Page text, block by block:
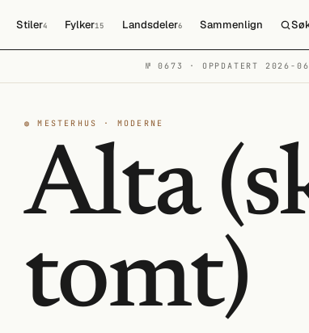
Stiler4 Fylker15 Landsdeler6 Sammenlign
№ 0673 · OPPDATERT 2026-
◍ MESTERHUS · MODERNE
Alta
tomt)